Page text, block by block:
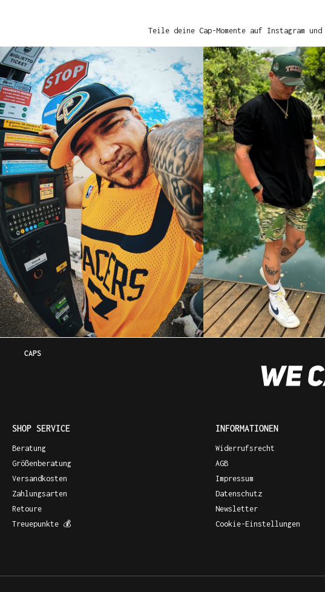
Teile deine Cap-Momente auf Instagram
CAPS
SHOP SERVICE
Beratung
Größenberatung
Versandkosten
Zahlungsarten
Retoure
Treuepunkte 💰
INFORMATIONEN
Widerrufsrecht
AGB
Impressum
Datenschutz
Newsletter
Cookie-Einstellungen